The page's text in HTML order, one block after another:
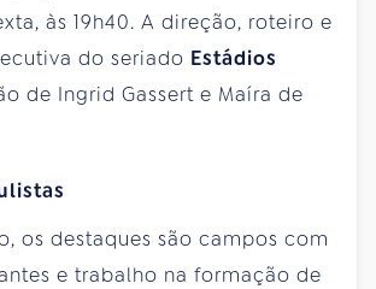
às 19h40. A direção, roteiro e
do seriado Estádios
de Ingrid Gassert e Maíra de
os destaques são campos com
e trabalho na formação de